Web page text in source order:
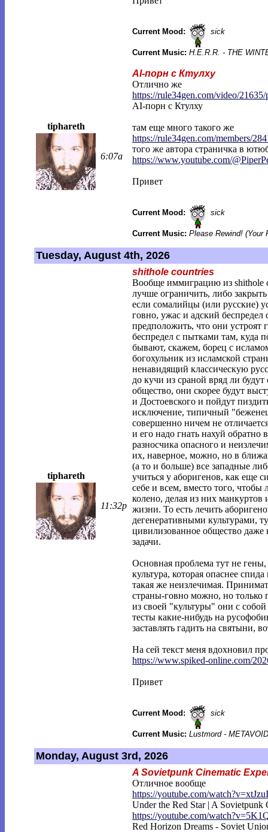
Current Mood: sick
Current Music: H.E.R.R. - THE
tiphareth
6:07a
AI-порн с Ктулху
Отлично же
https://rule34gen.com/video/21635/
AI-порн с Ктулху
там еще много такого же
https://rule34gen.com/members/
того же автора страничка в
https://www.youtube.com/
Привет
Current Mood: sick
Current Music: Please Rewind! (Your
Tuesday, August 4th, 2026
tiphareth
11:32p
shithole countries
Вообще иммиграцию из shithole
лучше ограничить, либо
если сомалийцы (или русские)
говно, ужас и адский
предположить, что они устроят
беспредел с пытками там, куда
бывают, скажем, борец с
богохульник из исламской
ненавидящий классическую
до кучи из сраной вряд ли
общество, они скорее будут
и Достоевского и пойдут
исключение, типичный
совершенно ничем не
и его надо гнать нахуй обратно
разносчика опасного и
их, наверное, можно, но в
(а то и больше) все западные
учиться у аборигенов, как еще
себе и всем, вместо того, чтобы
колено, делая из них манкуртов
жизни. То есть лечить
дегенеративными культурами,
цивилизованное общество даже
задачи.
Основная проблема тут не гены,
культура, которая опаснее
такая же неизлечимая.
страны-говно можно, но только
из своей "культуры" они с
тесты какие-нибудь на
заставлять гадить на святыни,
На сей текст меня вдохновил
https://www.spiked-online.com/
Привет
Current Mood: sick
Current Music: Lustmord - METAVOID
Monday, August 3rd, 2026
A Sovietpunk Cinematic
Отличное вообще
https://youtube.com/
Under the Red Star | A Sovietpunk
https://youtube.com/
Red Horizon Dreams - Soviet